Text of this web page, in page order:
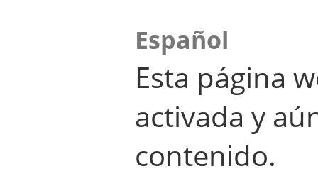
Español
Esta página
activada y
contenido.